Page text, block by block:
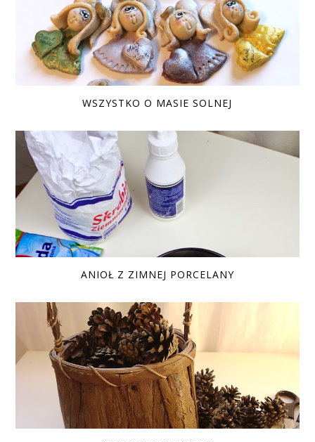
WSZYSTKO O MASIE SOLNEJ
ANIOŁ Z ZIMNEJ PORCELANY